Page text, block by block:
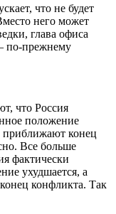
что не будет
него может
глава офиса
по-прежнему
что Россия
положение
приближают конец
Все больше
фактически
ухудшается, а
конфликта. Так